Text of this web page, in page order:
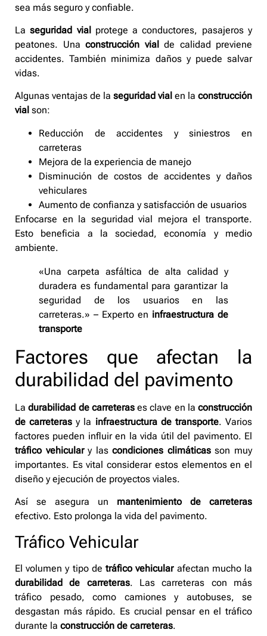
sea más seguro y confiable.
Laseguridad vialprotege a conductores, pasajeros y
peatones. Una construcción vialde calidad previene
accidentes. También minimiza daños y puede salvar
vidas.
Algunas ventajas de la seguridad vial en la construcción
vial son:
Reducción de accidentes y siniestros en
carreteras
Mejora de la experiencia de manejo
Disminución de costos de accidentes y daños
vehiculares
Aumento de confianza y satisfacción de usuarios
Enfocarse en la seguridad vial mejora el transporte.
Esto beneficia a la sociedad, economía y medio
ambiente.
«Una carpeta asfáltica de alta calidad y
duradera es fundamental para garantizar la
seguridad de los usuarios en las
carreteras.» – Experto en infraestructura de
transporte
Factores que afectan la
durabilidad del pavimento
Ladurabilidad de carreterases clave en la construcción
de carreteras y la infraestructura de transporte. Varios
factores pueden influir en la vida útil del pavimento. El
tráfico vehiculary lascondiciones climáticasson muy
importantes. Es vital considerar estos elementos en el
diseño y ejecución de proyectos viales.
Así se asegura un mantenimiento de carreteras
efectivo. Esto prolonga la vida del pavimento.
Tráfico Vehicular
El volumen y tipo detráfico vehicularafectan mucho la
durabilidad de carreteras. Las carreteras con más
tráfico pesado, como camiones y autobuses, se
desgastan más rápido. Es crucial pensar en el tráfico
durante la construcción de carreteras.